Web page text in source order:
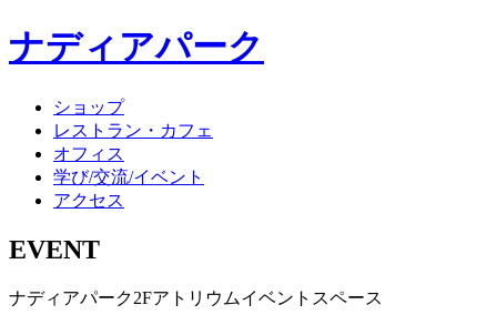
ナディアパーク
ショップ
レストラン・カフェ
オフィス
学び/交流/イベント
アクセス
EVENT
ナディアパーク2Fアトリウムイベントスペース